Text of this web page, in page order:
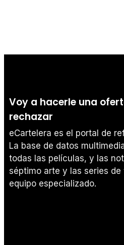
Voy a hacerle una
rechazar
eCartelera es el portal de
La base de datos
todas las películas, y las
séptimo arte y las series
equipo especializado.